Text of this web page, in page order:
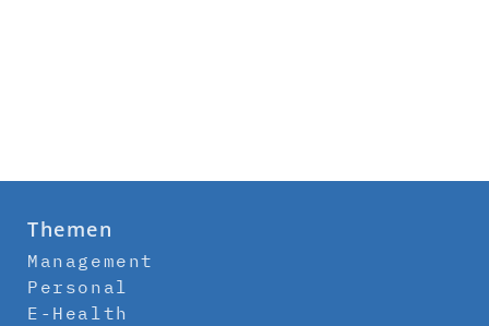
Themen
Management
Personal
E-Health